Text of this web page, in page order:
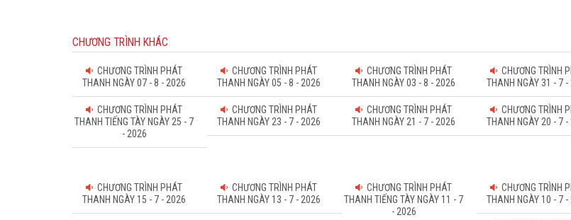
CHƯƠNG TRÌNH KHÁC
CHƯƠNG TRÌNH PHÁT
THANH NGÀY 07 - 8 - 2026
CHƯƠNG TRÌNH PHÁT
THANH NGÀY 05 - 8 - 2026
CHƯƠNG TRÌNH PHÁT
THANH NGÀY 03 - 8 - 2026
CHƯƠNG TRÌNH
THANH NGÀY 31 - 7 -
CHƯƠNG TRÌNH PHÁT
THANH TIẾNG TÀY NGÀY 25 - 7
- 2026
CHƯƠNG TRÌNH PHÁT
THANH NGÀY 23 - 7 - 2026
CHƯƠNG TRÌNH PHÁT
THANH NGÀY 21 - 7 - 2026
CHƯƠNG TRÌNH
THANH NGÀY 20 - 7 -
CHƯƠNG TRÌNH PHÁT
THANH NGÀY 15 - 7 - 2026
CHƯƠNG TRÌNH PHÁT
THANH NGÀY 13 - 7 - 2026
CHƯƠNG TRÌNH PHÁT
THANH TIẾNG TÀY NGÀY 11 - 7
- 2026
CHƯƠNG TRÌNH
THANH NGÀY 10 - 7 -